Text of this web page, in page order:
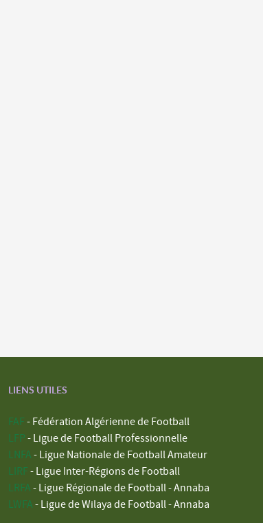
LIENS UTILES
FAF - Fédération Algérienne de Football
LFP - Ligue de Football Professionnelle
LNFA - Ligue Nationale de Football Amateur
LIRF - Ligue Inter-Régions de Football
LRFA - Ligue Régionale de Football - Annaba
LWFA - Ligue de Wilaya de Football - Annaba